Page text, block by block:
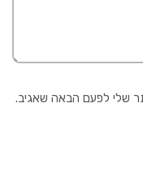
שלי לפעם הבאה שאגיב.